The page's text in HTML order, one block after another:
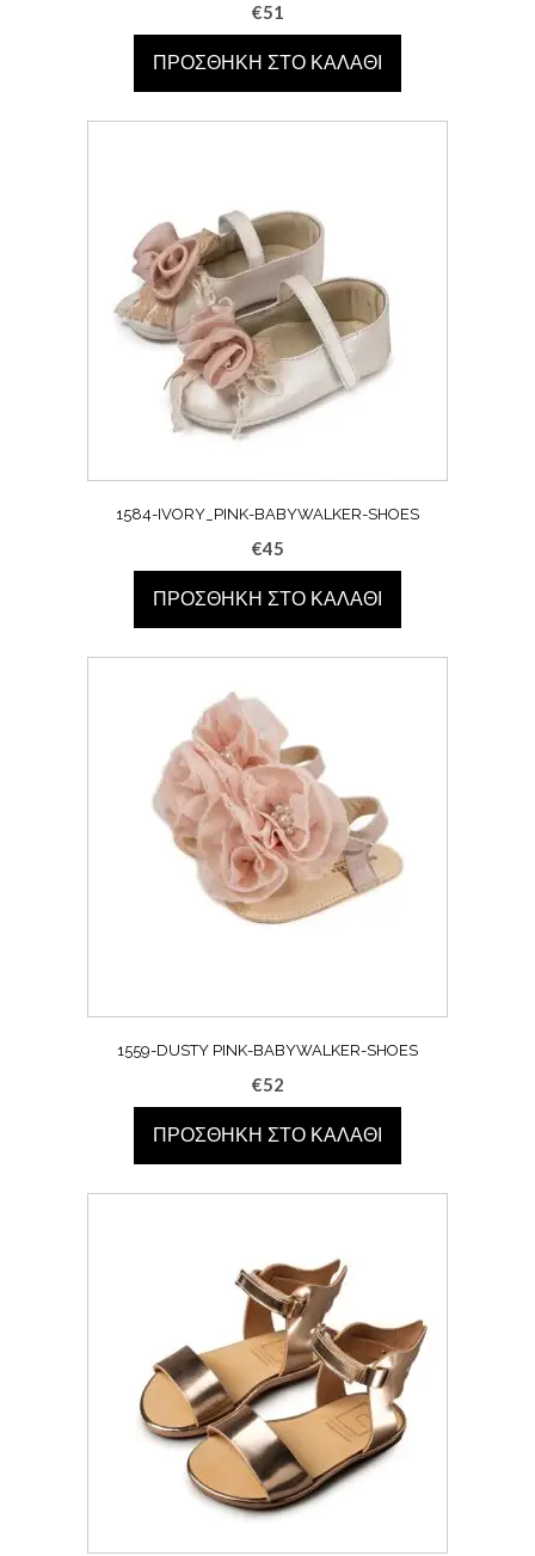
€51
ΠΡΟΣΘΉΚΗ ΣΤΟ ΚΑΛΆΘΙ
1584-IVORY_PINK-BABYWALKER-SHOES
€45
ΠΡΟΣΘΉΚΗ ΣΤΟ ΚΑΛΆΘΙ
1559-DUSTY PINK-BABYWALKER-SHOES
€52
ΠΡΟΣΘΉΚΗ ΣΤΟ ΚΑΛΆΘΙ